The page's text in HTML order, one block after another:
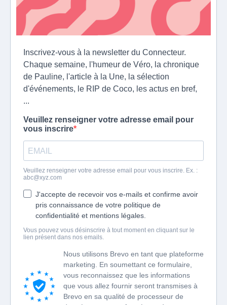
Inscrivez-vous à la newsletter du Connecteur.
Chaque semaine, l'humeur de Véro, la chronique
de Pauline, l'article à la Une, la sélection
d'événements, le RIP de Coco, les actus en bref,
...
Veuillez renseigner votre adresse email pour
vous inscrire
Veuillez renseigner votre adresse email pour vous inscrire. Ex. :
abc@xyz.com
J'accepte de recevoir vos e-mails et confirme avoir
pris connaissance de votre politique de
confidentialité et mentions légales.
Vous pouvez vous désinscrire à tout moment en cliquant sur le
lien présent dans nos emails.
Nous utilisons Brevo en tant que plateforme
marketing. En soumettant ce formulaire,
vous reconnaissez que les informations
que vous allez fournir seront transmises à
Brevo en sa qualité de processeur de